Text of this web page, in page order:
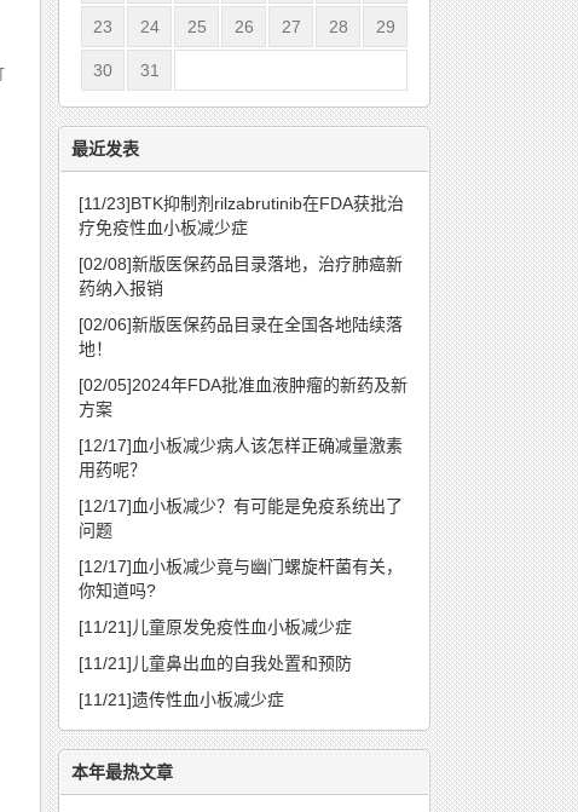
23 24 25 26 27 28 29
30 31
最近发表
[11/23]BTK抑制剂rilzabrutinib在FDA获批治
疗免疫性血小板减少症
[02/08]新版医保药品目录落地，治疗肺癌新
药纳入报销
[02/06]新版医保药品目录在全国各地陆续落
地！
[02/05]2024年FDA批准血液肿瘤的新药及新
方案
[12/17]血小板减少病人该怎样正确减量激素
用药呢？
[12/17]血小板减少？有可能是免疫系统出了
问题
[12/17]血小板减少竟与幽门螺旋杆菌有关，
你知道吗?
[11/21]儿童原发免疫性血小板减少症
[11/21]儿童鼻出血的自我处置和预防
[11/21]遗传性血小板减少症
本年最热文章